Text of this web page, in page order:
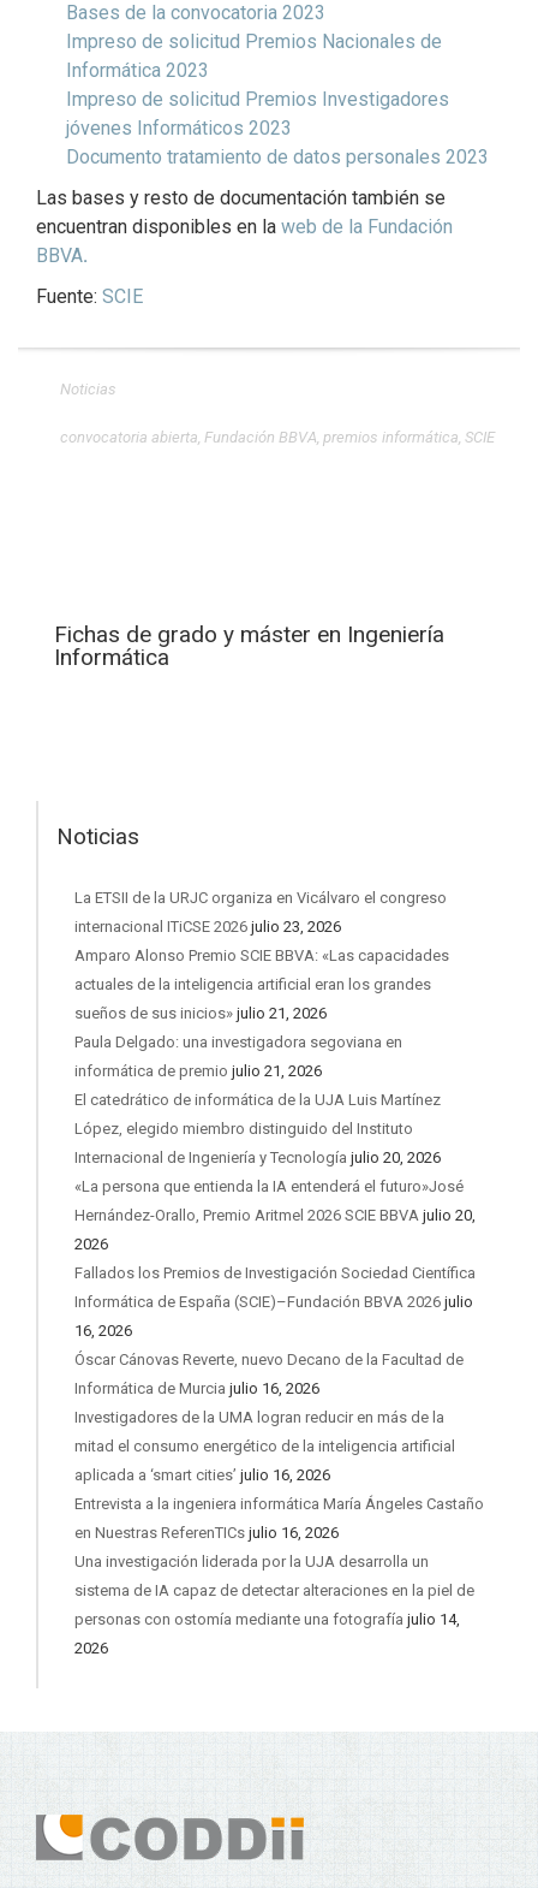
Bases de la convocatoria 2023
Impreso de solicitud Premios Nacionales de
Informática 2023
Impreso de solicitud Premios Investigadores
jóvenes Informáticos 2023
Documento tratamiento de datos personales 2023
Las bases y resto de documentación también se
encuentran disponibles en la web de la Fundación
BBVA.
Fuente: SCIE
Noticias
convocatoria abierta, Fundación BBVA, premios informática, SCIE
Fichas de grado y máster en Ingeniería
Informática
Noticias
La ETSII de la URJC organiza en Vicálvaro el congreso
internacional ITiCSE 2026 julio 23, 2026
Amparo Alonso Premio SCIE BBVA: «Las capacidades
actuales de la inteligencia artificial eran los grandes
sueños de sus inicios» julio 21, 2026
Paula Delgado: una investigadora segoviana en
informática de premio julio 21, 2026
El catedrático de informática de la UJA Luis Martínez
López, elegido miembro distinguido del Instituto
Internacional de Ingeniería y Tecnología julio 20, 2026
«La persona que entienda la IA entenderá el futuro»José
Hernández-Orallo, Premio Aritmel 2026 SCIE BBVA julio 20,
2026
Fallados los Premios de Investigación Sociedad Científica
Informática de España (SCIE)–Fundación BBVA 2026 julio
16, 2026
Óscar Cánovas Reverte, nuevo Decano de la Facultad de
Informática de Murcia julio 16, 2026
Investigadores de la UMA logran reducir en más de la
mitad el consumo energético de la inteligencia artificial
aplicada a ‘smart cities’ julio 16, 2026
Entrevista a la ingeniera informática María Ángeles Castaño
en Nuestras ReferenTICs julio 16, 2026
Una investigación liderada por la UJA desarrolla un
sistema de IA capaz de detectar alteraciones en la piel de
personas con ostomía mediante una fotografía julio 14,
2026